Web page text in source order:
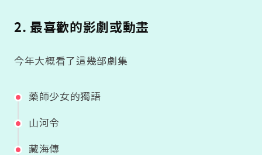
2. 最喜歡的影劇或動畫
今年大概看了這幾部劇集
藥師少女的獨語
山河令
藏海傳